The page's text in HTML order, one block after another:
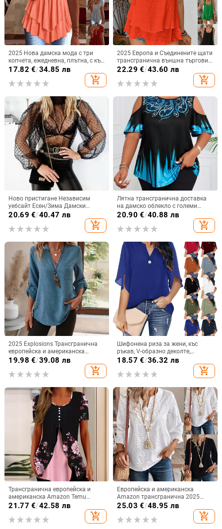
2025 Нова дамска мода с три
копчета, ежедневна, плътна, с къс
ръкав, Amazon, трансгранична,
европейска и американска
17.82 €/34.85 лв
add_shopping_cart
2025 Европа и Съединените щати
трансгранична външна търговия
нова жилетка с презрамка, без
ръкави, двуслойна тениска с
каишка и опашка
22.29 €/43.60 лв
add_shopping_cart
Ново пристигане Независим
уебсайт Есен/Зима Дамски
прозрачен топ с дълъг ръкав и
американски стил
20.69 €/40.47 лв
add_shopping_cart
Лятна трансгранична доставка
на дамско облекло с големи
размери, 3D дигитален
градиентен печат, тениска с къс
ръкав, кръгло деколте и отворени
20.90 €/40.88 лв
add_shopping_cart
2025 Explosions Трансгранична
европейска и американска
дамска модна ежедневна риза с
деветточков ръкав и назъбено V-
образно деколте за жени
19.98 €/39.08 лв
add_shopping_cart
Шифонена риза за жени, къс
ръкав, V-образно деколте,
моноцветна, закопчаване с едно
копче, свободен силует, средна
дължина
18.57 €/36.32 лв
add_shopping_cart
Трансгранична европейска и
американска Amazon Temu
Лятна нова дамска тениска с
деколте, фалшива
21.77 €/42.58 лв
add_shopping_cart
Европейска и американска
Amazon трансгранична 2025
пролетно-летна нова дамска топ
хлабава V-образно деколте рог
ръкав дантела бродирана риза
25.03 €/48.95 лв
add_shopping_cart